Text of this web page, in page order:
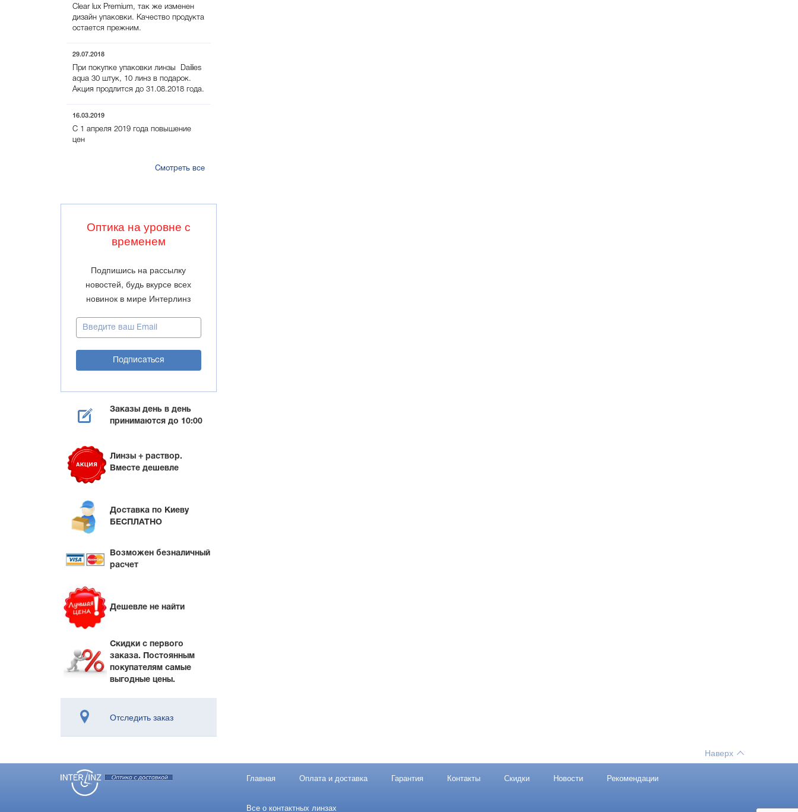
Clear lux Premium, так же изменен
дизайн упаковки. Качество продукта
остается прежним.
29.07.2018
При покупке упаковки линзы Dailies
aqua 30 штук, 10 линз в подарок.
Акция продлится до 31.08.2018 года.
16.03.2019
С 1 апреля 2019 года повышение
цен
Смотреть все
Оптика на уровне с
временем
Подпишись на рассылку
новостей, будь вкурсе всех
новинок в мире Интерлинз
Заказы день в день
принимаются до 10:00
Линзы + раствор.
Вместе дешевле
Доставка по Киеву
БЕСПЛАТНО
Возможен безналичный
расчет
Дешевле не найти
Скидки с первого
заказа. Постоянным
покупателям самые
выгодные цены.
Отследить заказ
Наверх
Главная Оплата и доставка Гарантия Контакты Скидки Новости Рекомендации
Все о контактных линзах